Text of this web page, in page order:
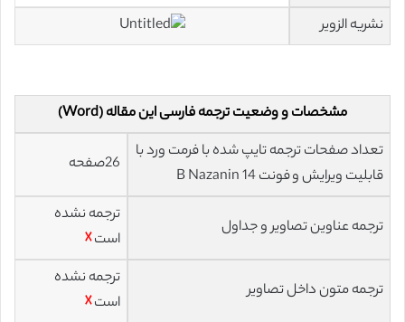
نشریه الزویر
مشخصات و وضعیت ترجمه فارسی این مقاله (Word)
تعداد صفحات ترجمه تایپ شده با فرمت ورد با
قابلیت ویرایش و فونت 14 B Nazanin
26صفحه
ترجمه عناوین تصاویر و جداول
ترجمه نشده
است☓
ترجمه متون داخل تصاویر
ترجمه نشده
است☓